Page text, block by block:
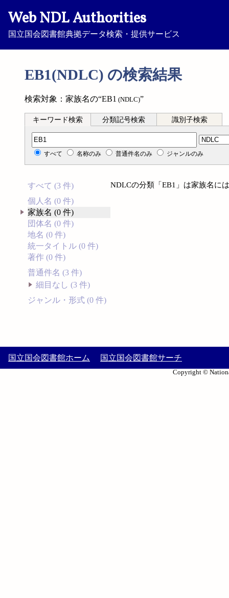
Web NDL Authorities
国立国会図書館典拠データ検索・提供サービス
EB1(NDLC) の検索結果
検索対象：家族名の“EB1 (NDLC)”
キーワード検索 分類記号検索 識別子検索
分類記号検索
すべて 名称のみ 普通件名のみ ジャンルのみ
すべて (3 件)
個人名 (0 件)
家族名 (0 件)
団体名 (0 件)
地名 (0 件)
統一タイトル (0 件)
著作 (0 件)
普通件名 (3 件)
細目なし (3 件)
ジャンル・形式 (0 件)
NDLCの分類「EB1」は家族名に
国立国会図書館ホーム 国立国会図書館サーチ
Copyright ©